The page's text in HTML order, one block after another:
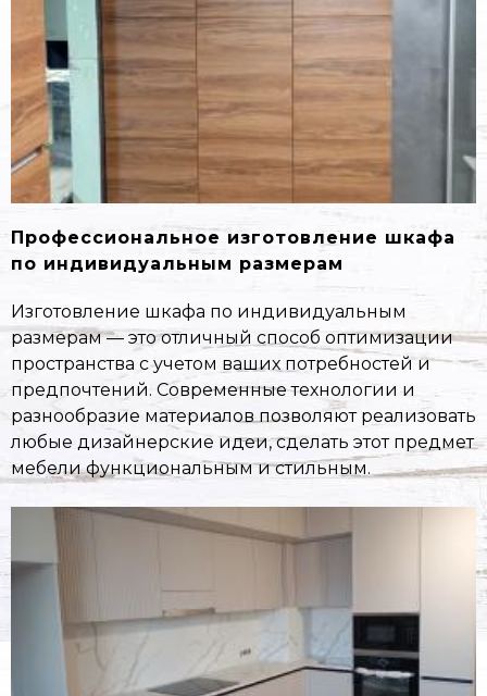
Профессиональное изготовление шкафа
по индивидуальным размерам
Изготовление шкафа по индивидуальным
размерам — это отличный способ оптимизации
пространства с учетом ваших потребностей и
предпочтений. Современные технологии и
разнообразие материалов позволяют реализовать
любые дизайнерские идеи, сделать этот предмет
мебели функциональным и стильным.